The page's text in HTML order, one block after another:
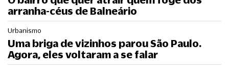
arranha-céus de Balneário
Urbanismo
Uma briga de vizinhos parou São Paulo.
Agora, eles voltaram a se falar